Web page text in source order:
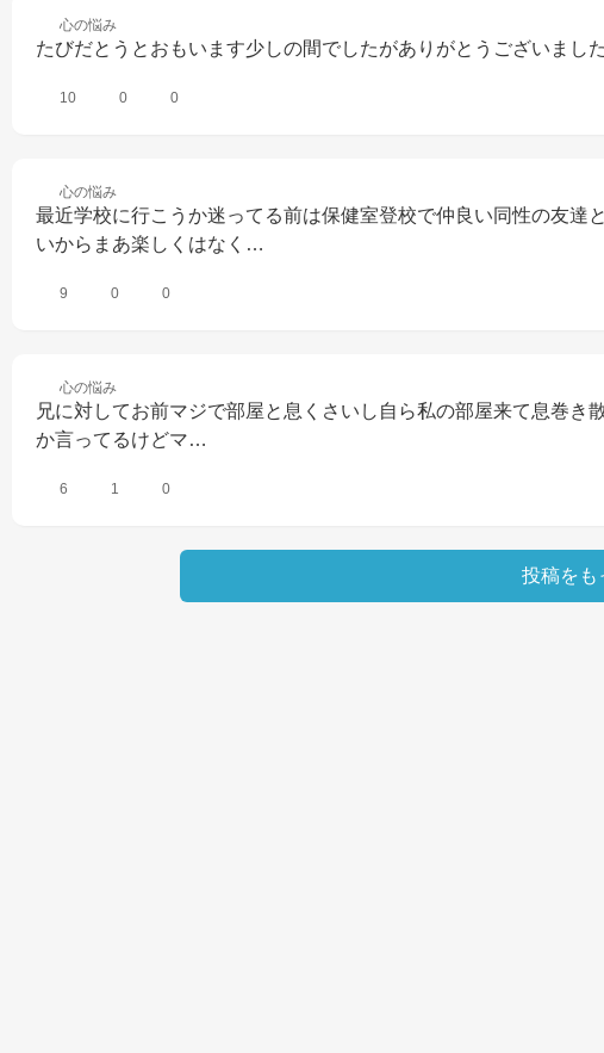
心の悩み
たびだとうとおもいます少しの間でしたがありがとうございました
10 0 0
心の悩み
最近学校に行こうか迷ってる前は保健室登校で仲良い同性の友
いからまあ楽しくはなく…
9 0 0
心の悩み
兄に対してお前マジで部屋と息くさいし自ら私の部屋来て息巻
か言ってるけどマ…
6 1 0
投稿をも